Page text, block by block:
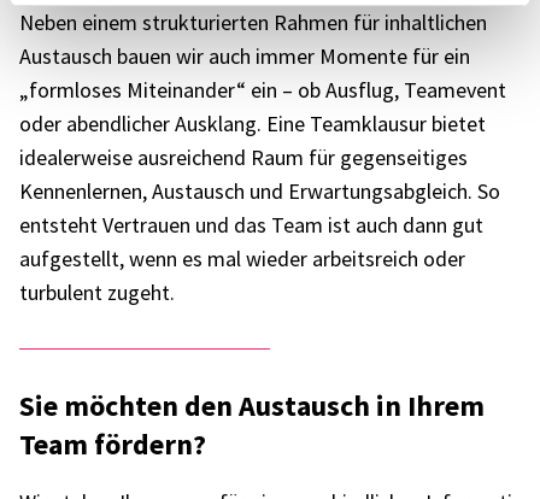
Neben einem struk­tu­rier­ten Rahmen für inhalt­li­chen
Austausch bauen wir auch immer Momente für ein
„form­lo­ses Mitein­an­der“ ein – ob Ausflug, Team­e­vent
oder abend­li­cher Ausklang. Eine Team­klau­sur bietet
idea­ler­weise ausrei­chend Raum für gegen­sei­ti­ges
Kennen­ler­nen, Austausch und Erwar­tungs­ab­gleich. So
entsteht Vertrauen und das Team ist auch dann gut
aufge­stellt, wenn es mal wieder arbeits­reich oder
turbu­lent zugeht.
Sie möch­ten den Austausch in Ihrem
Team fördern?